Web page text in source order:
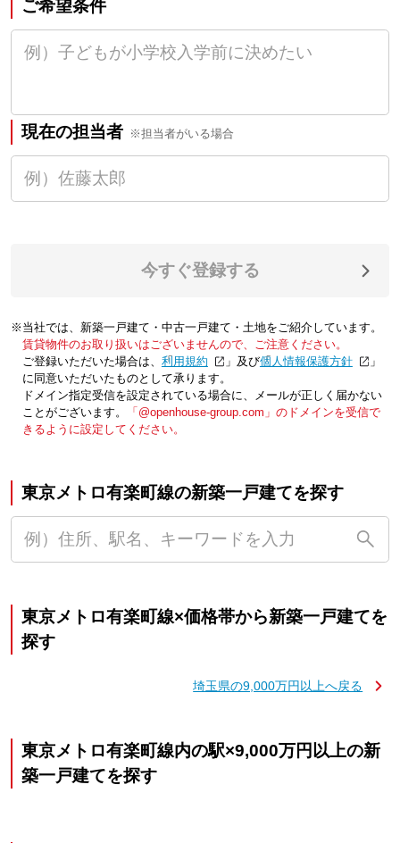
ご希望条件
現在の担当者 ※担当者がいる場合
今すぐ登録する
※当社では、新築一戸建て・中古一戸建て・土地をご紹介しています。
賃貸物件のお取り扱いはございませんので、ご注意ください。
ご登録いただいた場合は、「利用規約 」及び「個人情報保護方針
」
に同意いただいたものとして承ります。
ドメイン指定受信を設定されている場合に、メールが正しく届かない
ことがございます。
「@openhouse-group.com」のドメインを受信で
きるように設定してください。
東京メトロ有楽町線の新築一戸建てを探す
東京メトロ有楽町線×価格帯から新築一戸建てを
探す
埼玉県の9,000万円以上へ戻る
東京メトロ有楽町線内の駅×9,000万円以上の新
築一戸建てを探す